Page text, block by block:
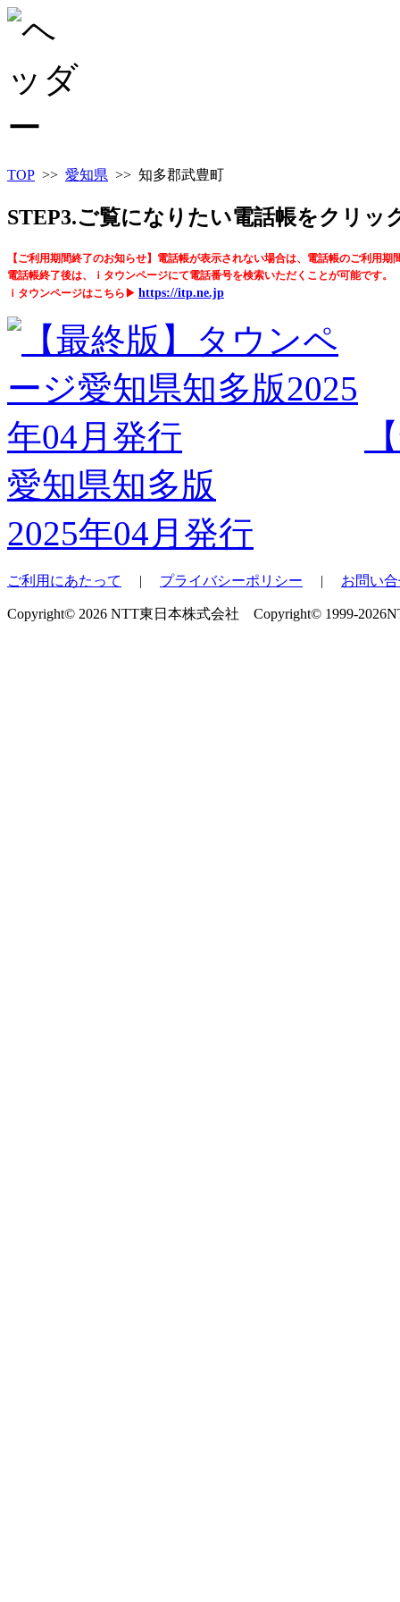
TOP >> 愛知県 >> 知多郡武豊町
STEP3.ご覧になりたい電話帳をクリッ
【ご利用期間終了のお知らせ】電話帳が表示されない場合は、電話帳のご利用期
電話帳終了後は、ｉタウンページにて電話番号を検索いただくことが可能です。
ｉタウンページはこちら▶ https://itp.ne.jp
愛知県知多版
2025年04月発行
ご利用にあたって | プライバシーポリシー | お問い
Copyright© 2026 NTT東日本株式会社 Copyright© 1999-